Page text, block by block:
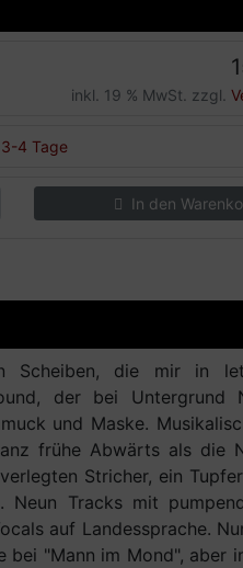
inkl. 19 % MwSt. zzgl.
3-4 Tage
In den
Scheiben, die mir in
der bei Untergrund
und Maske.
frühe Abwärts als die
Stricher, ein
Tracks mit
auf Landessprache.
"Mann im Mond", aber